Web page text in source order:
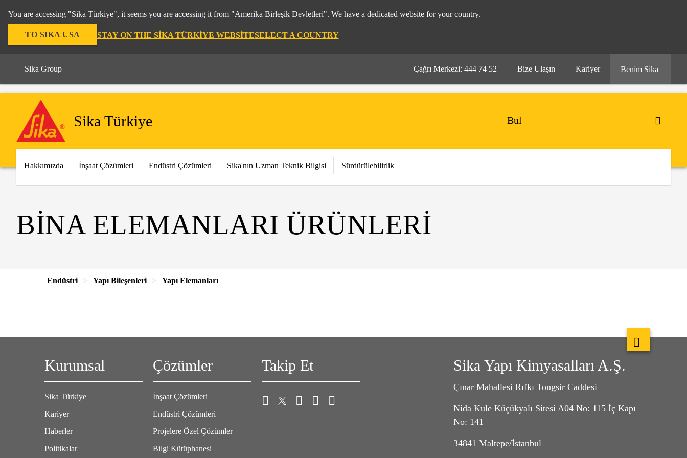
You are accessing "Sika Türkiye", it seems you are accessing it from "Amerika Birleşik Devletleri". We have a dedicated website for your country.
TO SIKA USA STAY ON THE SIKA TÜRKIYE WEBSITESELECT A COUNTRY
Sika Group Çağrı Merkezi: 444 74 52 Bize Ulaşın Kariyer Benim Sika
Sika Türkiye
Hakkımızda İnşaat Çözümleri Endüstri Çözümleri Sika'nın Uzman Teknik Bilgisi Sürdürülebilirlik
BİNA ELEMANLARI ÜRÜNLERİ
Endüstri Yapı Bileşenleri Yapı Elemanları
Kurumsal
Sika Türkiye
Kariyer
Haberler
Politikalar
Çözümler
İnşaat Çözümleri
Endüstri Çözümleri
Projelere Özel Çözümler
Bilgi Kütüphanesi
Takip Et Sika Yapı Kimyasalları A.Ş.
Çınar Mahallesi Rıfkı Tongsir Caddesi
Nida Kule Küçükyalı Sitesi A04 No: 115 İç Kapı
No: 141
34841 Maltepe/İstanbul